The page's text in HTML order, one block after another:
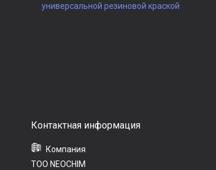
универсальной резиновой краской
ТОО NEOCHIM